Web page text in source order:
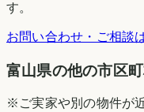
す。
お問い合わせ・ご相談
富山県の他の市区
※ご実家や別の物件が